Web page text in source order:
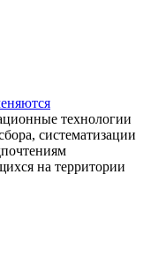
технологии
систематизации
на территории